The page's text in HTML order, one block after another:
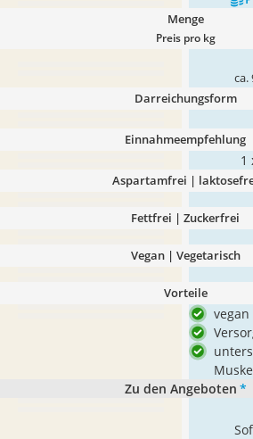
Menge
Preis pro kg
ca.
Darreichungsform
Einnahmeempfehlung
1
Aspartamfrei |
Fettfrei | Zuckerfrei
Vegan | Vegetarisch
Vorteile
vegan
Zu den Angeboten *